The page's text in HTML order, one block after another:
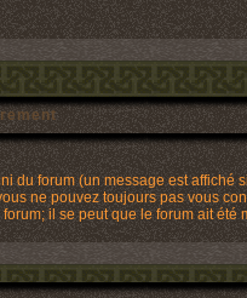
forum (un message est affiché
ne pouvez toujours pas vous
il se peut que le forum ait été